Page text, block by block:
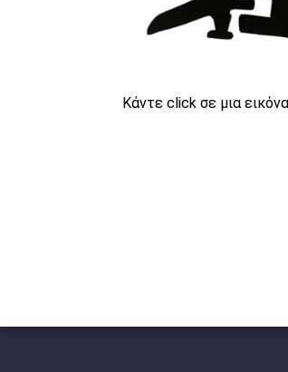
Κάντε click σε μια